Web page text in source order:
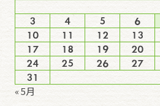
3
4 5 6
10
11 12 13
17
18 19 20
24
25 26 27
31
« 5月